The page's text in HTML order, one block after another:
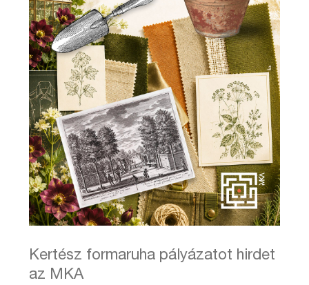
Kertész formaruha pályázatot hirdet
az MKA